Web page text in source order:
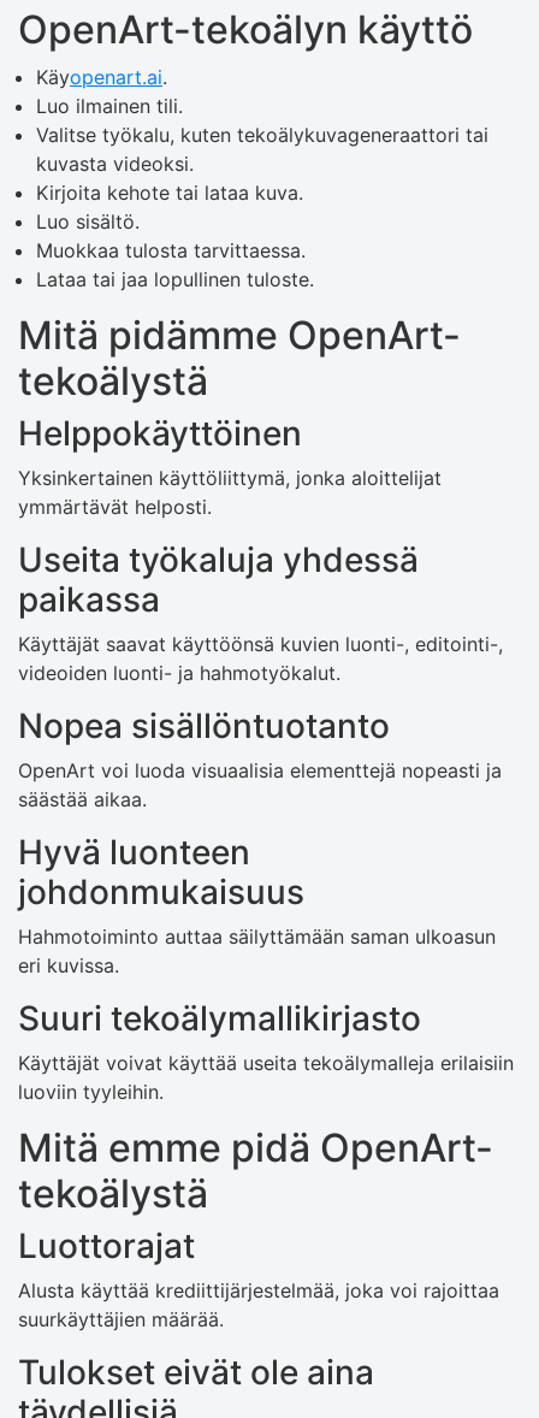
OpenArt-tekoälyn käyttö
Käyopenart.ai.
Luo ilmainen tili.
Valitse työkalu, kuten tekoälykuvageneraattori tai
kuvasta videoksi.
Kirjoita kehote tai lataa kuva.
Luo sisältö.
Muokkaa tulosta tarvittaessa.
Lataa tai jaa lopullinen tuloste.
Mitä pidämme OpenArt-
tekoälystä
Helppokäyttöinen
Yksinkertainen käyttöliittymä, jonka aloittelijat
ymmärtävät helposti.
Useita työkaluja yhdessä
paikassa
Käyttäjät saavat käyttöönsä kuvien luonti-, editointi-,
videoiden luonti- ja hahmotyökalut.
Nopea sisällöntuotanto
OpenArt voi luoda visuaalisia elementtejä nopeasti ja
säästää aikaa.
Hyvä luonteen
johdonmukaisuus
Hahmotoiminto auttaa säilyttämään saman ulkoasun
eri kuvissa.
Suuri tekoälymallikirjasto
Käyttäjät voivat käyttää useita tekoälymalleja erilaisiin
luoviin tyyleihin.
Mitä emme pidä OpenArt-
tekoälystä
Luottorajat
Alusta käyttää krediittijärjestelmää, joka voi rajoittaa
suurkäyttäjien määrää.
Tulokset eivät ole aina